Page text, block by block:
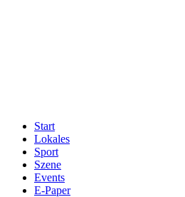
Start
Lokales
Sport
Szene
Events
E-Paper